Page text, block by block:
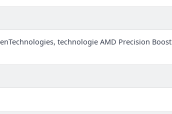
technologie AMD Precision Boost